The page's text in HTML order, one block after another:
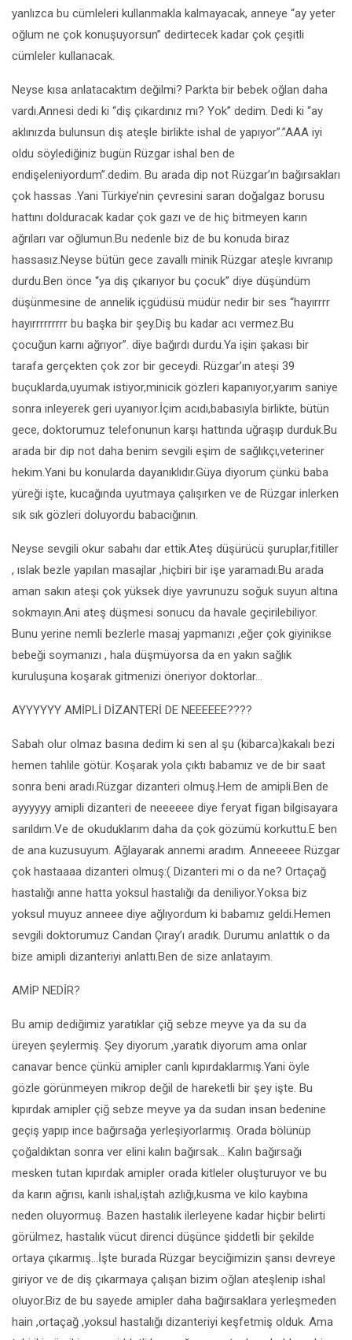
yanlızca bu cümleleri kullanmakla kalmayacak, anneye “ay yeter
oğlum ne çok konuşuyorsun” dedirtecek kadar çok çeşitli
cümleler kullanacak.
Neyse kısa anlatacaktım değilmi? Parkta bir bebek oğlan daha
vardı.Annesi dedi ki “diş çıkardınız mı? Yok” dedim. Dedi ki “ay
aklınızda bulunsun diş ateşle birlikte ishal de yapıyor”.”AAA iyi
oldu söylediğiniz bugün Rüzgar ishal ben de
endişeleniyordum”.dedim. Bu arada dip not Rüzgar’ın bağırsakları
çok hassas .Yani Türkiye’nin çevresini saran doğalgaz borusu
hattını dolduracak kadar çok gazı ve de hiç bitmeyen karın
ağrıları var oğlumun.Bu nedenle biz de bu konuda biraz
hassasız.Neyse bütün gece zavallı minik Rüzgar ateşle kıvranıp
durdu.Ben önce “ya diş çıkarıyor bu çocuk” diye düşündüm
düşünmesine de annelik içgüdüsü müdür nedir bir ses “hayırrrr
hayırrrrrrrrr bu başka bir şey.Diş bu kadar acı vermez.Bu
çocuğun karnı ağrıyor”. diye bağırdı durdu.Ya işin şakası bir
tarafa gerçekten çok zor bir geceydi. Rüzgar’ın ateşi 39
buçuklarda,uyumak istiyor,minicik gözleri kapanıyor,yarım saniye
sonra inleyerek geri uyanıyor.İçim acıdı,babasıyla birlikte, bütün
gece, doktorumuz telefonunun karşı hattında uğraşıp durduk.Bu
arada bir dip not daha benim sevgili eşim de sağlıkçı,veteriner
hekim.Yani bu konularda dayanıklıdır.Güya diyorum çünkü baba
yüreği işte, kucağında uyutmaya çalışırken ve de Rüzgar inlerken
sık sık gözleri doluyordu babacığının.
Neyse sevgili okur sabahı dar ettik.Ateş düşürücü şuruplar,fitiller
, ıslak bezle yapılan masajlar ,hiçbiri bir işe yaramadı.Bu arada
aman sakın ateşi çok yüksek diye yavrunuzu soğuk suyun altına
sokmayın.Ani ateş düşmesi sonucu da havale geçirilebiliyor.
Bunu yerine nemli bezlerle masaj yapmanızı ,eğer çok giyinikse
bebeği soymanızı , hala düşmüyorsa da en yakın sağlık
kuruluşuna koşarak gitmenizi öneriyor doktorlar…
AYYYYYY AMİPLİ DİZANTERİ DE NEEEEEE????
Sabah olur olmaz basına dedim ki sen al şu (kibarca)kakalı bezi
hemen tahlile götür. Koşarak yola çıktı babamız ve de bir saat
sonra beni aradı.Rüzgar dizanteri olmuş.Hem de amipli.Ben de
ayyyyyy amipli dizanteri de neeeeee diye feryat figan bilgisayara
sarıldım.Ve de okuduklarım daha da çok gözümü korkuttu.E ben
de ana kuzusuyum. Ağlayarak annemi aradım. Anneeeee Rüzgar
çok hastaaaa dizanteri olmuş:( Dizanteri mi o da ne? Ortaçağ
hastalığı anne hatta yoksul hastalığı da deniliyor.Yoksa biz
yoksul muyuz anneee diye ağlıyordum ki babamız geldi.Hemen
sevgili doktorumuz Candan Çıray’ı aradık. Durumu anlattık o da
bize amipli dizanteriyi anlattı.Ben de size anlatayım.
AMİP NEDİR?
Bu amip dediğimiz yaratıklar çiğ sebze meyve ya da su da
üreyen şeylermiş. Şey diyorum ,yaratık diyorum ama onlar
canavar bence çünkü amipler canlı kıpırdaklarmış.Yani öyle
gözle görünmeyen mikrop değil de hareketli bir şey işte. Bu
kıpırdak amipler çiğ sebze meyve ya da sudan insan bedenine
geçiş yapıp ince bağırsağa yerleşiyorlarmış. Orada bölünüp
çoğaldıktan sonra ver elini kalın bağırsak… Kalın bağırsağı
mesken tutan kıpırdak amipler orada kitleler oluşturuyor ve bu
da karın ağrısı, kanlı ishal,iştah azlığı,kusma ve kilo kaybına
neden oluyormuş. Bazen hastalık ilerleyene kadar hiçbir belirti
görülmez, hastalık vücut direnci düşünce şiddetli bir şekilde
ortaya çıkarmış…İşte burada Rüzgar beyciğimizin şansı devreye
giriyor ve de diş çıkarmaya çalışan bizim oğlan ateşlenip ishal
oluyor.Biz de bu sayede amipler daha bağırsaklara yerleşmeden
hain ,ortaçağ ,yoksul hastalığı dizanteriyi keşfetmiş olduk. Ama